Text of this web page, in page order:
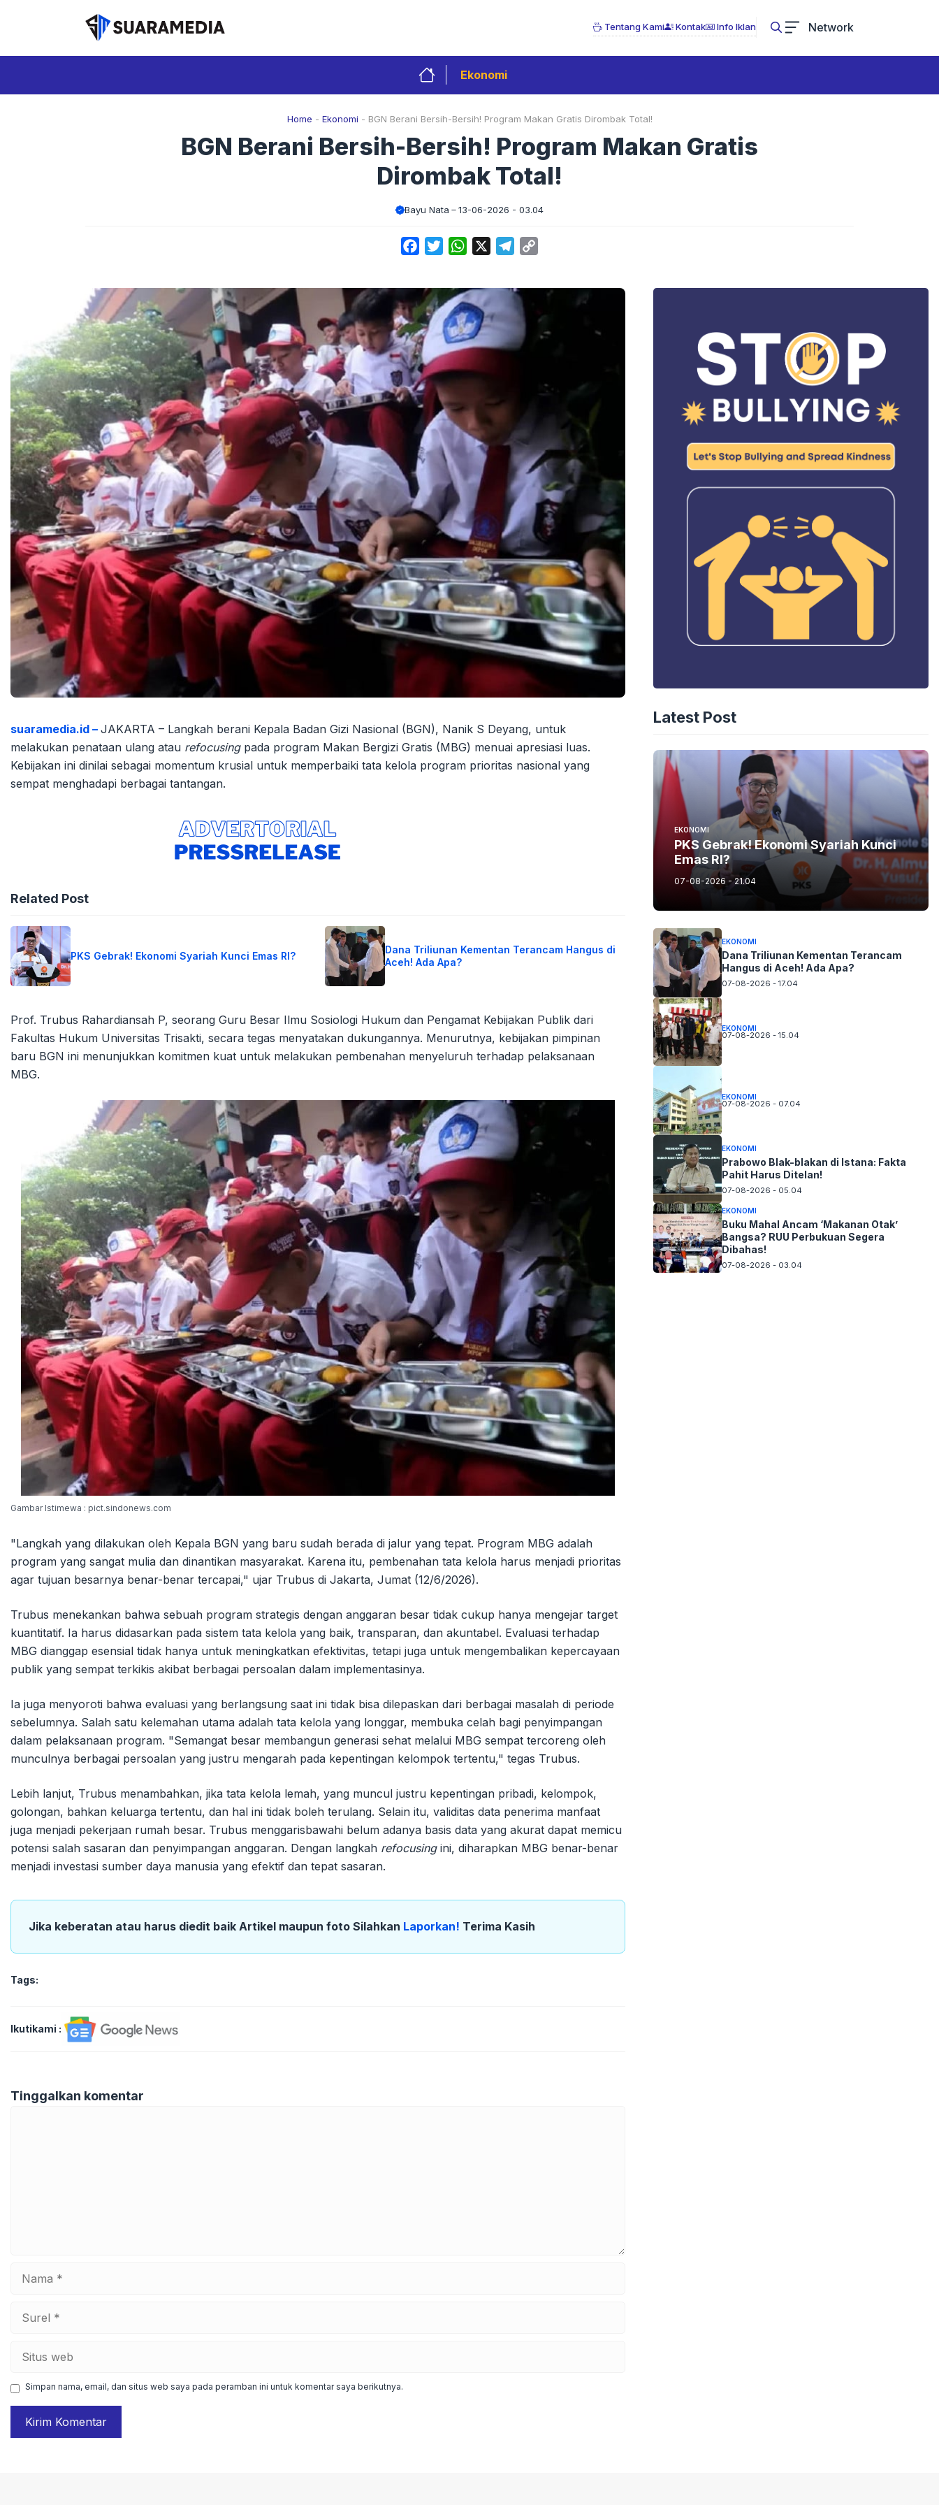
Tentang Kami Kontak Info Iklan Network
Ekonomi
Home - Ekonomi - BGN Berani Bersih-Bersih! Program Makan Gratis Dirombak Total!
BGN Berani Bersih-Bersih! Program Makan Gratis
Dirombak Total!
Bayu Nata 13-06-2026 - 03.04
FacebookTwitterWhatsApp Telegram
suaramedia.id – JAKARTA – Langkah berani Kepala Badan Gizi Nasional (BGN), Nanik S Deyang, untuk
melakukan penataan ulang atau refocusingpada program Makan Bergizi Gratis (MBG) menuai apresiasi luas.
Kebijakan ini dinilai sebagai momentum krusial untuk memperbaiki tata kelola program prioritas nasional yang
sempat menghadapi berbagai tantangan.
Related Post
PKS Gebrak! Ekonomi Syariah Kunci Emas RI?
Dana Triliunan Kementan Terancam Hangus di
Aceh! Ada Apa?
Prof. Trubus Rahardiansah P, seorang Guru Besar Ilmu Sosiologi Hukum dan Pengamat Kebijakan Publik dari
Fakultas Hukum Universitas Trisakti, secara tegas menyatakan dukungannya. Menurutnya, kebijakan pimpinan
baru BGN ini menunjukkan komitmen kuat untuk melakukan pembenahan menyeluruh terhadap pelaksanaan
MBG.
Gambar Istimewa : pict.sindonews.com
"Langkah yang dilakukan oleh Kepala BGN yang baru sudah berada di jalur yang tepat. Program MBG adalah
program yang sangat mulia dan dinantikan masyarakat. Karena itu, pembenahan tata kelola harus menjadi prioritas
agar tujuan besarnya benar-benar tercapai," ujar Trubus di Jakarta, Jumat (12/6/2026).
Trubus menekankan bahwa sebuah program strategis dengan anggaran besar tidak cukup hanya mengejar target
kuantitatif. Ia harus didasarkan pada sistem tata kelola yang baik, transparan, dan akuntabel. Evaluasi terhadap
MBG dianggap esensial tidak hanya untuk meningkatkan efektivitas, tetapi juga untuk mengembalikan kepercayaan
publik yang sempat terkikis akibat berbagai persoalan dalam implementasinya.
Ia juga menyoroti bahwa evaluasi yang berlangsung saat ini tidak bisa dilepaskan dari berbagai masalah di periode
sebelumnya. Salah satu kelemahan utama adalah tata kelola yang longgar, membuka celah bagi penyimpangan
dalam pelaksanaan program. "Semangat besar membangun generasi sehat melalui MBG sempat tercoreng oleh
munculnya berbagai persoalan yang justru mengarah pada kepentingan kelompok tertentu," tegas Trubus.
Lebih lanjut, Trubus menambahkan, jika tata kelola lemah, yang muncul justru kepentingan pribadi, kelompok,
golongan, bahkan keluarga tertentu, dan hal ini tidak boleh terulang. Selain itu, validitas data penerima manfaat
juga menjadi pekerjaan rumah besar. Trubus menggarisbawahi belum adanya basis data yang akurat dapat memicu
potensi salah sasaran dan penyimpangan anggaran. Dengan langkah refocusingini, diharapkan MBG benar-benar
menjadi investasi sumber daya manusia yang efektif dan tepat sasaran.
Jika keberatan atau harus diedit baik Artikel maupun foto Silahkan Laporkan! Terima Kasih
Tags:
Ikutikami :
Tinggalkan komentar
Simpan nama, email, dan situs web saya pada peramban ini untuk komentar saya berikutnya.
Latest Post
EKONOMI
PKS Gebrak! Ekonomi Syariah Kunci
Emas RI?
07-08-2026 - 21.04
EKONOMI
Dana Triliunan Kementan Terancam
Hangus di Aceh! Ada Apa?
07-08-2026 - 17.04
EKONOMI
07-08-2026 - 15.04
EKONOMI
07-08-2026 - 07.04
EKONOMI
Prabowo Blak-blakan di Istana: Fakta
Pahit Harus Ditelan!
07-08-2026 - 05.04
EKONOMI
Buku Mahal Ancam ‘Makanan Otak’
Bangsa? RUU Perbukuan Segera
Dibahas!
07-08-2026 - 03.04